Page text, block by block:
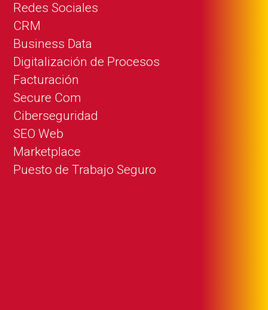
Redes Sociales
CRM
Business Data
Digitalización de Procesos
Facturación
Secure Com
Ciberseguridad
SEO Web
Marketplace
Puesto de Trabajo Seguro